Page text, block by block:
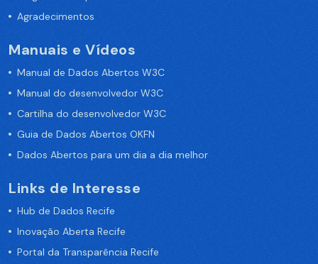
Agradecimentos
Manuais e Vídeos
Manual de Dados Abertos W3C
Manual do desenvolvedor W3C
Cartilha do desenvolvedor W3C
Guia de Dados Abertos OKFN
Dados Abertos para um dia a dia melhor
Links de Interesse
Hub de Dados Recife
Inovação Aberta Recife
Portal da Transparência Recife